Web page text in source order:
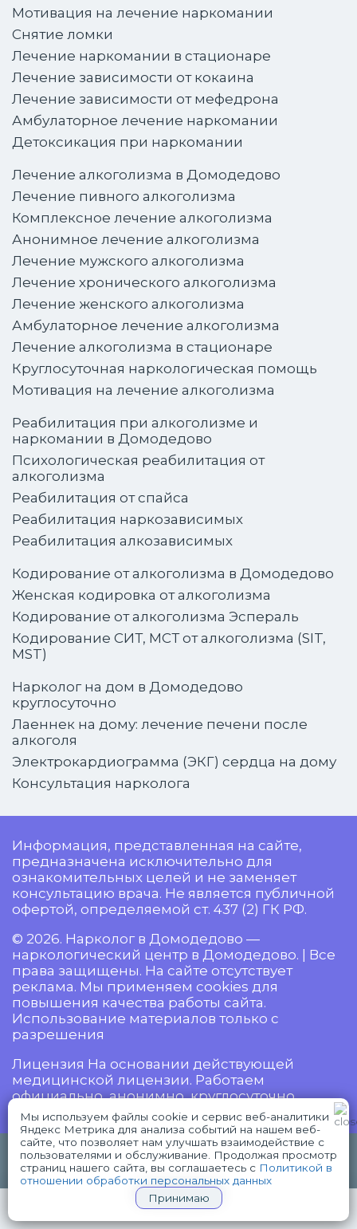
Мотивация на лечение наркомании
Снятие ломки
Лечение наркомании в стационаре
Лечение зависимости от кокаина
Лечение зависимости от мефедрона
Амбулаторное лечение наркомании
Детоксикация при наркомании
Лечение алкоголизма в Домодедово
Лечение пивного алкоголизма
Комплексное лечение алкоголизма
Анонимное лечение алкоголизма
Лечение мужского алкоголизма
Лечение хронического алкоголизма
Лечение женского алкоголизма
Амбулаторное лечение алкоголизма
Лечение алкоголизма в стационаре
Круглосуточная наркологическая помощь
Мотивация на лечение алкоголизма
Реабилитация при алкоголизме и
наркомании в Домодедово
Психологическая реабилитация от
алкоголизма
Реабилитация от спайса
Реабилитация наркозависимых
Реабилитация алкозависимых
Кодирование от алкоголизма в Домодедово
Женская кодировка от алкоголизма
Кодирование от алкоголизма Эспераль
Кодирование СИТ, МСТ от алкоголизма (SIT,
MST)
Нарколог на дом в Домодедово
круглосуточно
Лаеннек на дому: лечение печени после
алкоголя
Электрокардиограмма (ЭКГ) сердца на дому
Консультация нарколога
Информация, представленная на сайте,
предназначена исключительно для
ознакомительных целей и не заменяет
консультацию врача. Не является публичной
офертой, определяемой ст. 437 (2) ГК РФ.
© 2026. Нарколог в Домодедово —
наркологический центр в Домодедово. | Все
права защищены. На сайте отсутствует
реклама. Мы применяем cookies для
повышения качества работы сайта.
Использование материалов только с
разрешения
Лицензия На основании действующей
медицинской лицензии. Работаем
официально, анонимно, круглосуточно.
18+ Имеются противопоказания,
проконсультируйтесь с врачом.
СРОЧНЫЙ ВЫЗОВ НАРКОЛОГА+7(926)730-90-67
WhatsApp Telegram
Мы используем файлы cookie и сервис веб-аналитики
Яндекс Метрика для анализа событий на нашем веб-
сайте, что позволяет нам улучшать взаимодействие с
пользователями и обслуживание. Продолжая просмотр
страниц нашего сайта, вы соглашаетесь с Политикой в
отношении обработки персональных данных
Принимаю